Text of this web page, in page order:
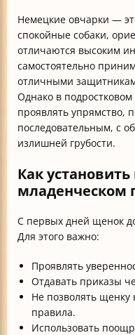
Немецкие овчарки —
спокойные собаки,
отличаются высоким
самостоятельно
отличными
Однако в
проявлять упрямство,
последовательным, с
излишней грубости.
Как
младенческом
С первых дней щенок
Для этого важно:
Проявлять
Отдавать приказы
Не позволять
правила.
Использовать